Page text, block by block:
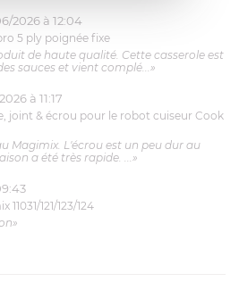
2026 à 12:04
5 ply poignée fixe
de haute qualité. Cette casserole est
sauces et vient complé...»
à 11:17
joint & écrou pour le robot cuiseur Cook
Magimix. L'écrou est un peu dur au
a été très rapide. ...»
121/123/124